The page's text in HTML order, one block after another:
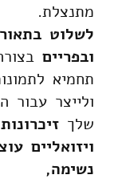
מתנצלת.
לשלוט
ובפריים
תחמיא
ולייצר עבור
שלך זיכרונות
ויזואליים
נשימה,